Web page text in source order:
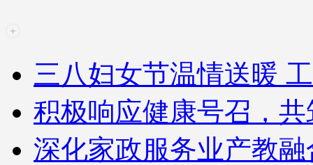
三八妇女节温情送暖
积极响应健康号召，
深化家政服务业产教